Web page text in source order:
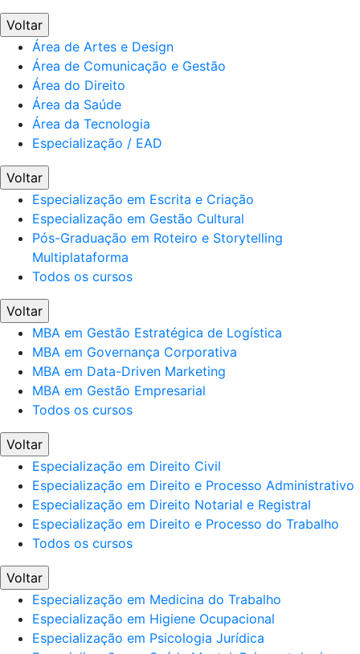
Voltar
Área de Artes e Design
Área de Comunicação e Gestão
Área do Direito
Área da Saúde
Área da Tecnologia
Especialização / EAD
Voltar
Especialização em Escrita e Criação
Especialização em Gestão Cultural
Pós-Graduação em Roteiro e Storytelling
Multiplataforma
Todos os cursos
Voltar
MBA em Gestão Estratégica de Logística
MBA em Governança Corporativa
MBA em Data-Driven Marketing
MBA em Gestão Empresarial
Todos os cursos
Voltar
Especialização em Direito Civil
Especialização em Direito e Processo Administrativo
Especialização em Direito Notarial e Registral
Especialização em Direito e Processo do Trabalho
Todos os cursos
Voltar
Especialização em Medicina do Trabalho
Especialização em Higiene Ocupacional
Especialização em Psicologia Jurídica